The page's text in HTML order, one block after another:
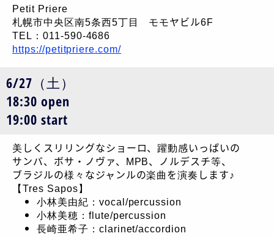
Petit Priere
札幌市中央区南5条西5丁目 モモヤビル6F
TEL：011-590-4686
https://petitpriere.com/
6/27（土）
18:30 open
19:00 start
美しくスリリングなショーロ、躍動感いっぱいの
サンバ、ボサ・ノヴァ、MPB、ノルデスチ等、
ブラジルの様々なジャンルの楽曲を演奏します♪
【Tres Sapos】
小林美由紀：vocal/percussion
小林美穂：flute/percussion
長崎亜希子：clarinet/accordion